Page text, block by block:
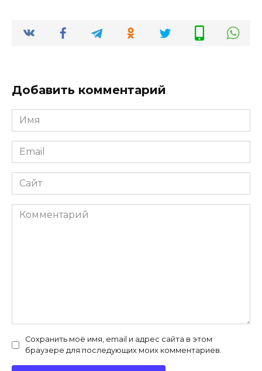
Добавить комментарий
Имя
*
Email
*
Сайт
Комментарий
Сохранить моё имя, email и адрес сайта в этом
браузере для последующих моих комментариев.